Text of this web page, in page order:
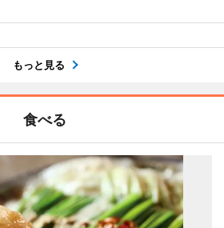
もっと見る
食べる